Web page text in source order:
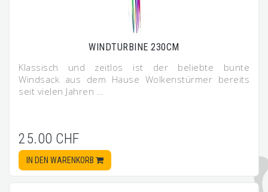
WINDTURBINE 230CM
Klassisch und zeitlos ist der beliebte bunte
Windsack aus dem Hause Wolkenstürmer bereits
seit vielen Jahren …
25.00 CHF
IN DEN WARENKORB